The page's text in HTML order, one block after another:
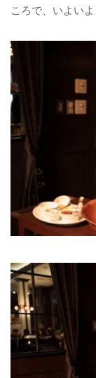
ころで、いよい